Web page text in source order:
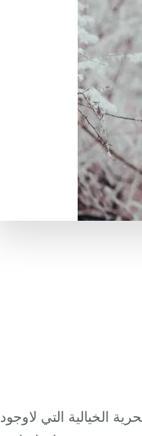
الخيالية التي لاوجود